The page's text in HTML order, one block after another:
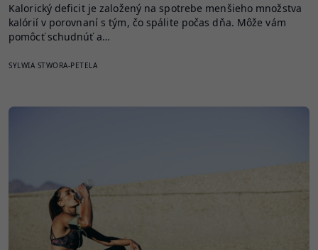
Kalorický deficit je založený na spotrebe menšieho množstva
kalórií v porovnaní s tým, čo spálite počas dňa. Môže vám
pomôcť schudnúť a…
SYLWIA STWORA-PETELA